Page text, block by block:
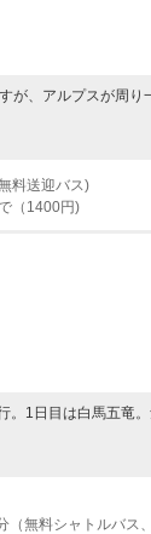
が、アルプスが周り
料送迎バス)
（1400円)
。1日目は白馬五竜